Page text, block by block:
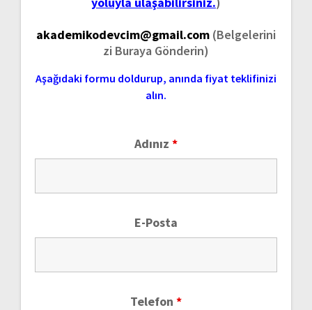
akademikodevcim@gmail.com (Belgelerini
zi Buraya Gönderin)
Aşağıdaki formu doldurup, anında fiyat teklifinizi
alın.
Adınız *
E-Posta
Telefon *